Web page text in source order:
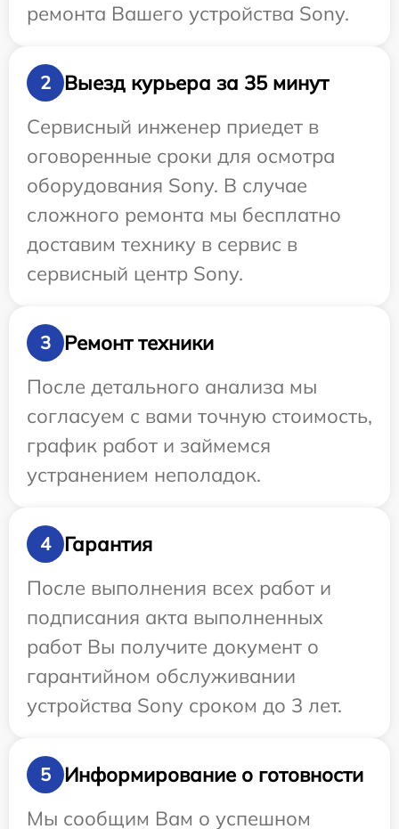
ремонта Вашего устройства Sony.
2
Выезд курьера за 35 минут
Сервисный инженер приедет в
оговоренные сроки для осмотра
оборудования Sony. В случае
сложного ремонта мы бесплатно
доставим технику в сервис в
сервисный центр Sony.
3
Ремонт техники
После детального анализа мы
согласуем с вами точную стоимость,
график работ и займемся
устранением неполадок.
4
Гарантия
После выполнения всех работ и
подписания акта выполненных
работ Вы получите документ о
гарантийном обслуживании
устройства Sony сроком до 3 лет.
5
Информирование о готовности
Мы сообщим Вам о успешном